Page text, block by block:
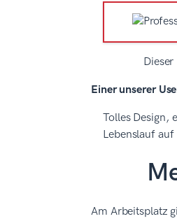
Einer unserer
Tolles Design,
Lebenslauf
Am Arbeitsplatz